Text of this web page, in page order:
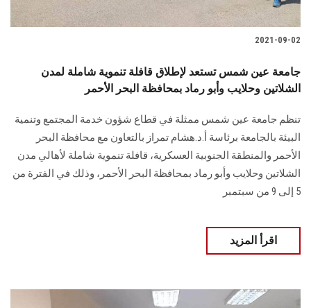
2021-09-02
جامعة عين شمس تستعد لإطلاق قافلة تنموية شاملة لمدن
الشلاتين وحلايب وأبو رماد بمحافظة البحر الأحمر
تنظم جامعة عين شمس ممثلة في قطاع شؤون خدمة المجتمع وتنمية
البيئة بالجامعة برئاسة أ.د.هشام تمراز بالتعاون مع محافظة البحر
الأحمر والمنطقة الجنوبية العسكرية، قافلة تنموية شاملة لأهالي مدن
الشلاتين وحلايب وأبو رماد بمحافظة البحر الأحمر، وذلك في الفترة من
5 إلى 9 من سبتمبر
اقرأ المزيد